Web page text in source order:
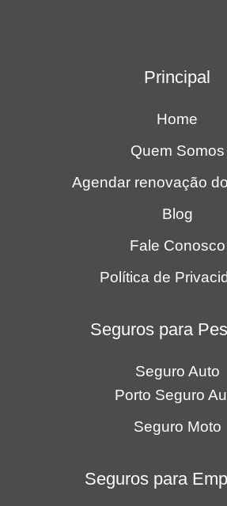
Principal
Home
Quem Somos
Agendar renovação
Blog
Fale Conosco
Política de
Seguros para
Seguro Auto
Porto Seguro
Seguro Moto
Seguros para